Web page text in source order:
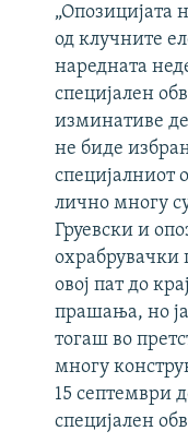
„Опозицијата
од клучните
наредната
специјален
изминативе
не биде
специјалниот
лично многу
Груевски и
охрабрувачки
овој пат до
прашања, но
тогаш во
многу
15 септември
специјален